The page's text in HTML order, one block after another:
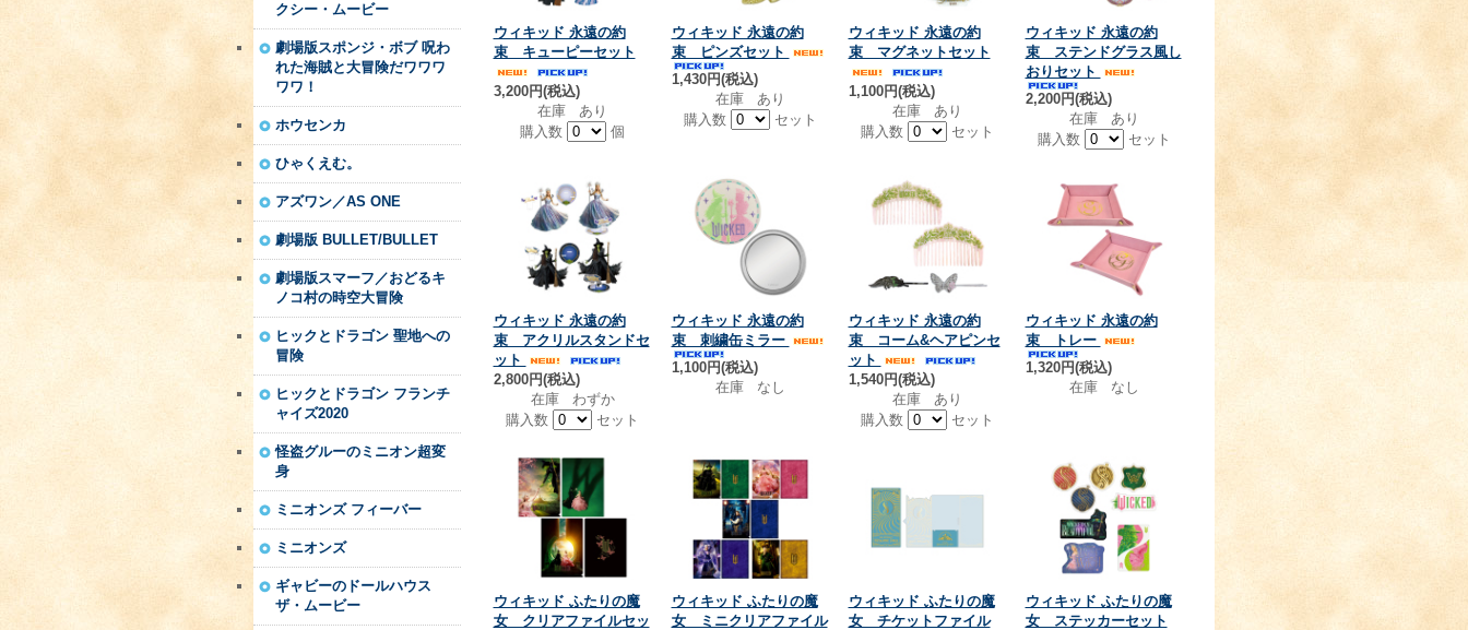
クシー・ムービー
劇場版スポンジ・ボブ 呪わ
れた海賊と大冒険だワワワ
ワワ！
ホウセンカ
ひゃくえむ。
アズワン／AS ONE
劇場版 BULLET/BULLET
劇場版スマーフ／おどるキ
ノコ村の時空大冒険
ヒックとドラゴン 聖地への
冒険
ヒックとドラゴン フランチ
ャイズ2020
怪盗グルーのミニオン超変
身
ミニオンズ フィーバー
ミニオンズ
ギャビーのドールハウス
ザ・ムービー
ウィキッド 永遠の約
束 キューピーセット
3,200円(税込)
在庫 あり
購入数
個
ウィキッド 永遠の約
束 ピンズセット
1,430円(税込)
在庫 あり
購入数
セット
ウィキッド 永遠の約
束 マグネットセット
1,100円(税込)
在庫 あり
購入数
セット
ウィキッド 永遠の約
束 ステンドグラス風し
おりセット
2,200円(税込)
在庫 あり
購入数
セット
ウィキッド 永遠の約
束 アクリルスタンドセ
ット
2,800円(税込)
在庫 わずか
購入数
セット
ウィキッド 永遠の約
束 刺繍缶ミラー
1,100円(税込)
在庫 なし
ウィキッド 永遠の約
束 コーム&ヘアピンセ
ット
1,540円(税込)
在庫 あり
購入数
セット
ウィキッド 永遠の約
束 トレー
1,320円(税込)
在庫 なし
ウィキッド ふたりの魔
女 クリアファイルセッ
ウィキッド ふたりの魔
女 ミニクリアファイル
ウィキッド ふたりの魔
女 チケットファイル
ウィキッド ふたりの魔
女 ステッカーセット